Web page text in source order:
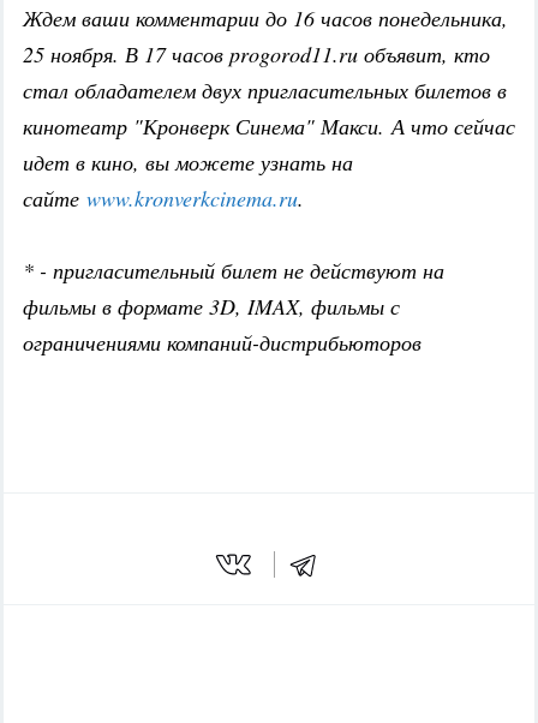
Ждем ваши комментарии до 16 часов понедельника,
25 ноября. В 17 часов progorod11.ru объявит, кто
стал обладателем двух пригласительных билетов в
кинотеатр "Кронверк Синема" Макси. А что сейчас
идет в кино, вы можете узнать на
сайте www.kronverkcinema.ru.
* - пригласительный билет не действуют на
фильмы в формате 3D, IMAX, фильмы с
ограничениями компаний-дистрибьюторов